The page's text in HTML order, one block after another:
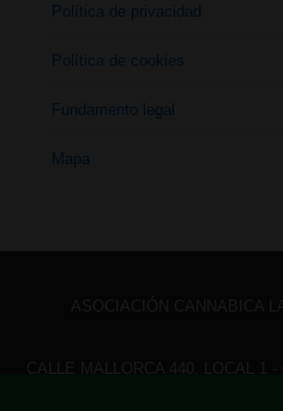
Política de privacidad
Política de cookies
Fundamento legal
Mapa